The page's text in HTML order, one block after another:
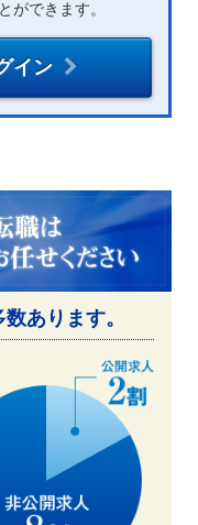
ができます。
イン
あります。